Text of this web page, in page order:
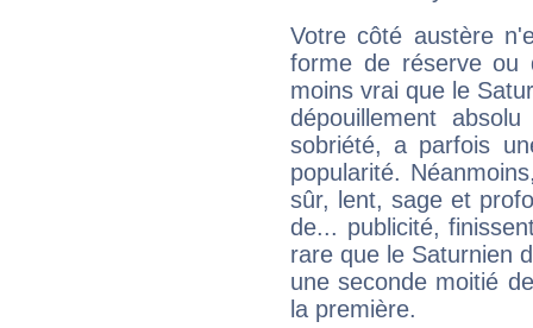
Votre côté austère
forme de réserve
moins vrai que le
dépouillement
sobriété, a parfois
popularité.
sûr, lent, sage et
de... publicité,
rare que le Saturnien
une seconde moitié
la première.